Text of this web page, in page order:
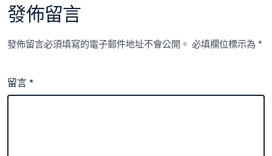
發佈留言
發佈留言必須填寫的電子郵件地址不會公開。 必填欄位標示為*
留言*